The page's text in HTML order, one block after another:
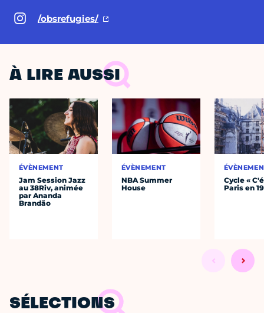
/obsrefugies/
À LIRE AUSSI
ÉVÈNEMENT
Jam Session Jazz
au 38Riv, animée
par Ananda
Brandão
ÉVÈNEMENT
NBA Summer
House
Cycle «
Paris en
SÉLECTIONS